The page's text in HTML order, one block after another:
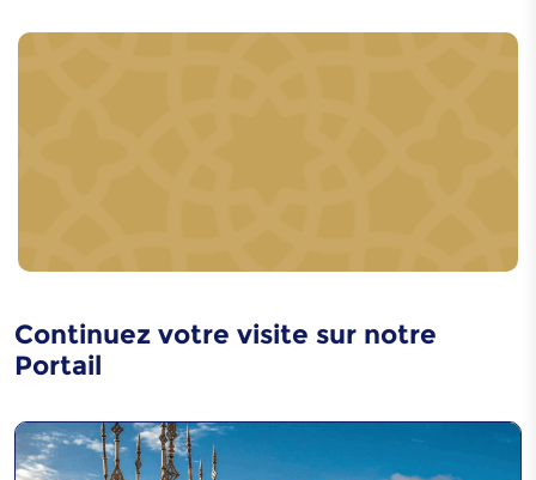
barque d'Essaouira
Continuez votre visite sur notre
Portail